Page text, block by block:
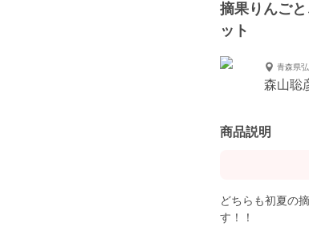
摘果りんご
ット
青森県
森山聡
商品説明
どちらも初夏の
す！！